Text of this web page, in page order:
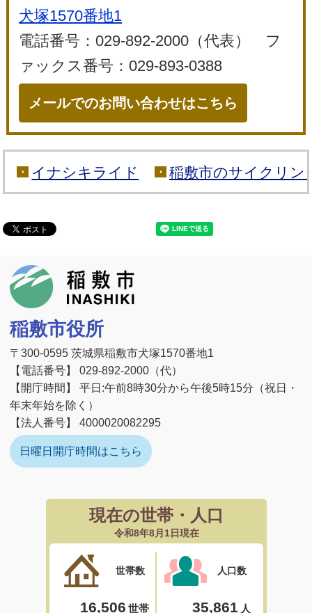
犬塚1570番地1
電話番号：029-892-2000（代表） フ
ァックス番号：029-893-0388
メールでのお問い合わせはこちら
イナシキライド 稲敷市のサイクリン
稲敷市役所
〒300-0595 茨城県稲敷市犬塚1570番地1
【電話番号】 029-892-2000（代）
【開庁時間】 平日:午前8時30分から午後5時15分（祝日・
年末年始を除く）
【法人番号】 4000020082295
日曜日開庁時間はこちら